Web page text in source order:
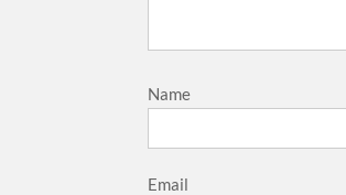
Name
Email